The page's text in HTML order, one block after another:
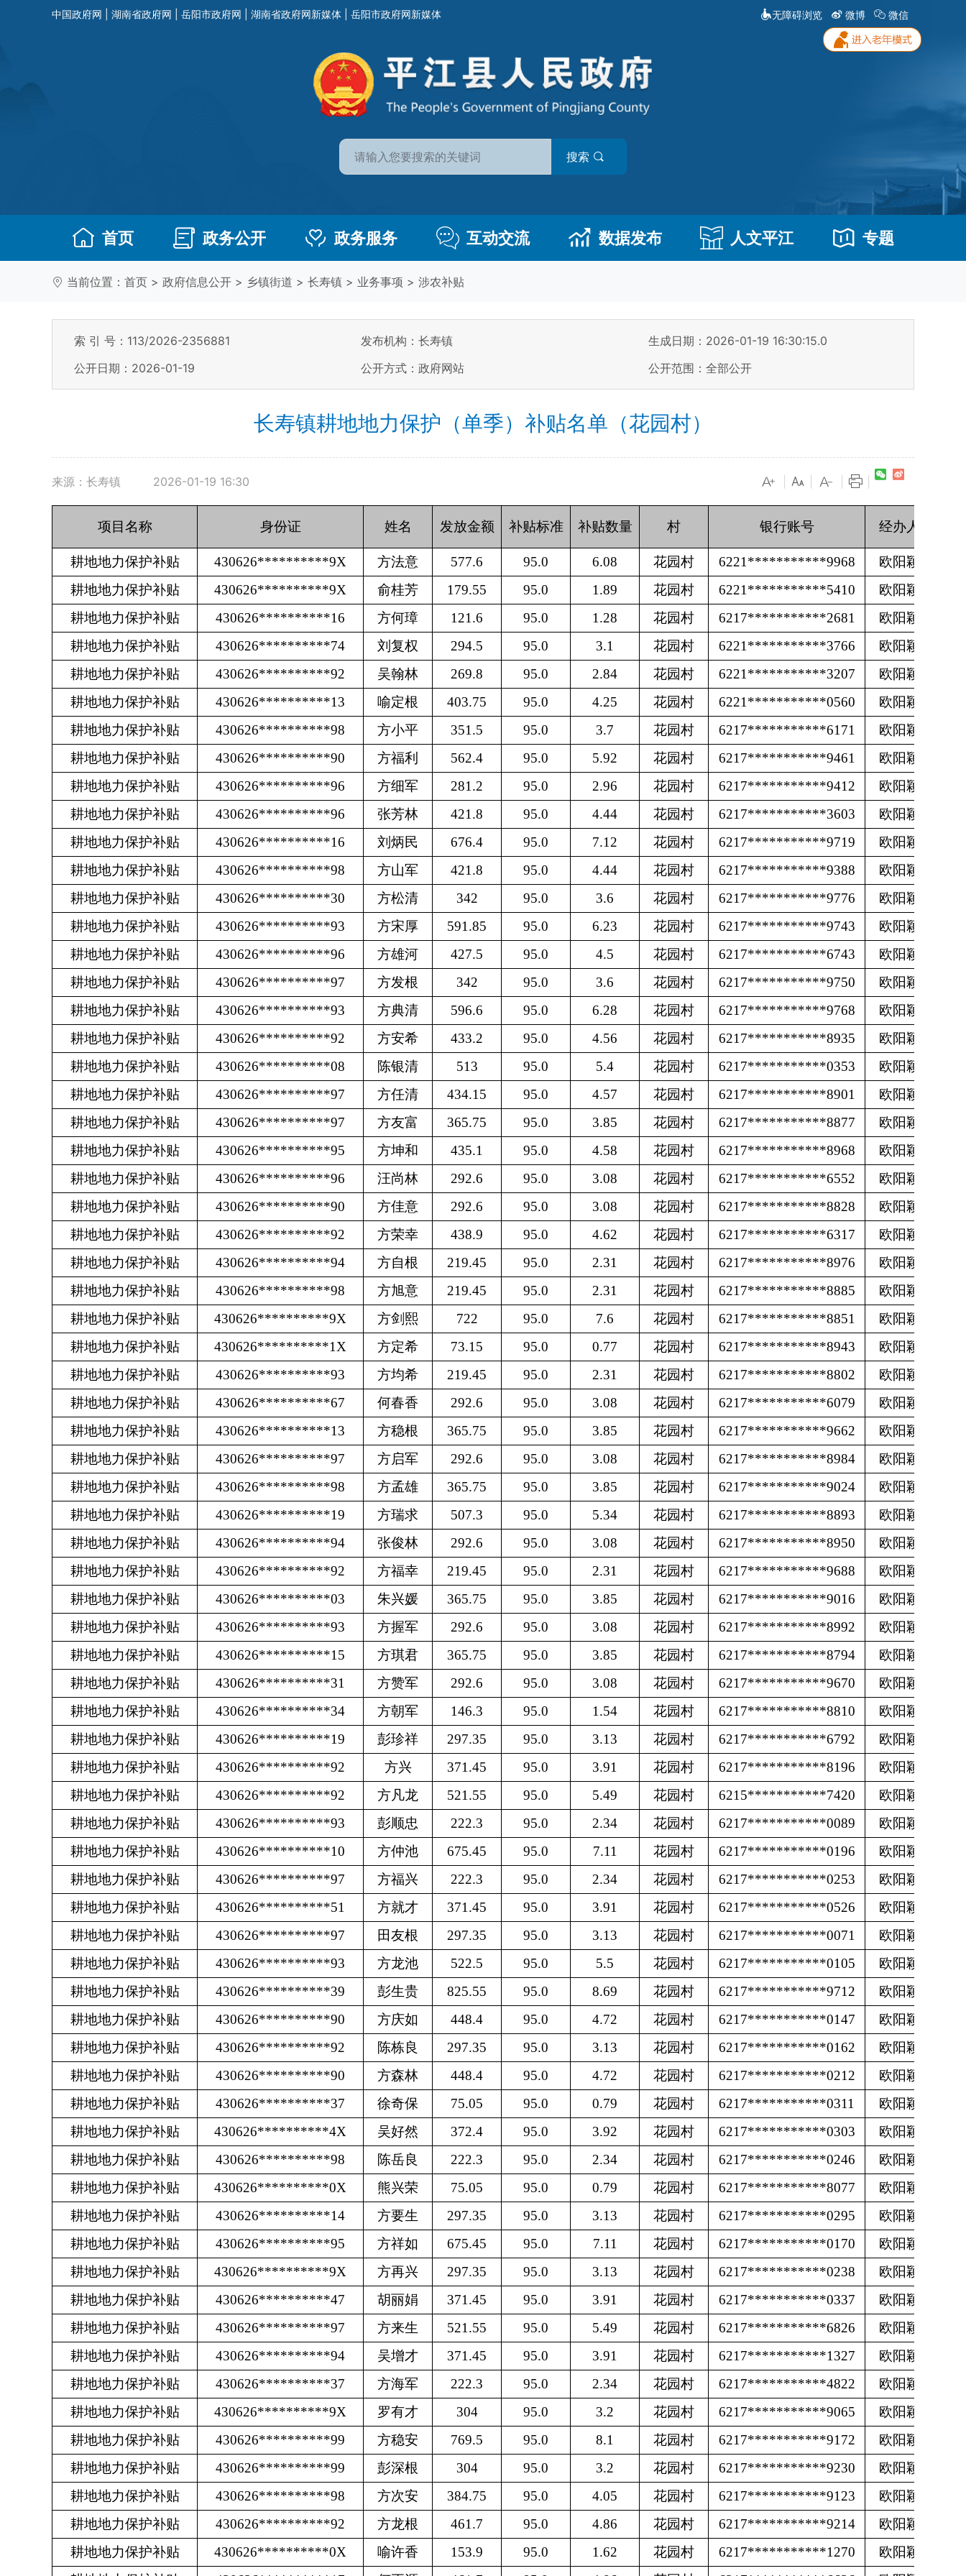
中国政府网 湖南省政府网 岳阳市政府网 湖南省政府网新媒体 岳阳市政府网新媒体 无障碍浏览 微博 微信
搜索
首页 政务公开 政务服务 互动交流 数据发布 人文平江 专题
当前位置： 首页 > 政府信息公开 > 乡镇街道 > 长寿镇 > 业务事项 > 涉农补贴
索 引 号：113/2026-2356881 发布机构：长寿镇
生成日期：2026-01-19 16:30:15.0
公开日期：2026-01-19
公开方式：政府网站 公开范围：全部公开
长寿镇耕地地力保护（单季）补贴名单（花园村）
来源：长寿镇 2026-01-19 16:30
项目名称 身份证 姓名 发放金额 补贴标准 补贴数量 村 银行账号 经办人
耕地地力保护补贴 430626**********9X 方法意 577.6 95.0 6.08 花园村 6221***********9968
欧阳颖
耕地地力保护补贴
430626**********9X 俞桂芳 179.55 95.0 1.89 花园村 6221***********5410
欧阳颖
耕地地力保护补贴
430626**********16 方何璋 121.6 95.0 1.28 花园村 6217***********2681
欧阳颖
耕地地力保护补贴
430626**********74 刘复权 294.5 95.0 3.1 花园村 6221***********3766
欧阳颖
耕地地力保护补贴
430626**********92 吴翰林 269.8 95.0 2.84 花园村 6221***********3207
欧阳颖
耕地地力保护补贴
430626**********13 喻定根 403.75 95.0 4.25 花园村 6221***********0560
欧阳颖
耕地地力保护补贴
430626**********98 方小平 351.5 95.0 3.7 花园村 6217***********6171
欧阳颖
耕地地力保护补贴
430626**********90 方福利 562.4 95.0 5.92 花园村 6217***********9461
欧阳颖
耕地地力保护补贴
430626**********96 方细军 281.2 95.0 2.96 花园村 6217***********9412
欧阳颖
耕地地力保护补贴
430626**********96 张芳林 421.8 95.0 4.44 花园村 6217***********3603
欧阳颖
耕地地力保护补贴
430626**********16 刘炳民 676.4 95.0 7.12 花园村 6217***********9719
欧阳颖
耕地地力保护补贴
430626**********98 方山军 421.8 95.0 4.44 花园村 6217***********9388
欧阳颖
耕地地力保护补贴
430626**********30 方松清 342 95.0 3.6 花园村 6217***********9776
欧阳颖
耕地地力保护补贴
430626**********93 方宋厚 591.85 95.0 6.23 花园村 6217***********9743
欧阳颖
耕地地力保护补贴
430626**********96 方雄河 427.5 95.0 4.5 花园村 6217***********6743
欧阳颖
耕地地力保护补贴
430626**********97 方发根 342 95.0 3.6 花园村 6217***********9750
欧阳颖
耕地地力保护补贴
430626**********93 方典清 596.6 95.0 6.28 花园村 6217***********9768
欧阳颖
耕地地力保护补贴
430626**********92 方安希 433.2 95.0 4.56 花园村 6217***********8935
欧阳颖
耕地地力保护补贴
430626**********08 陈银清 513 95.0 5.4 花园村 6217***********0353
欧阳颖
耕地地力保护补贴
430626**********97 方任清 434.15 95.0 4.57 花园村 6217***********8901
欧阳颖
耕地地力保护补贴
430626**********97 方友富 365.75 95.0 3.85 花园村 6217***********8877
欧阳颖
耕地地力保护补贴
430626**********95 方坤和 435.1 95.0 4.58 花园村 6217***********8968
欧阳颖
耕地地力保护补贴
430626**********96 汪尚林 292.6 95.0 3.08 花园村 6217***********6552
欧阳颖
耕地地力保护补贴
430626**********90 方佳意 292.6 95.0 3.08 花园村 6217***********8828
欧阳颖
耕地地力保护补贴
430626**********92 方荣幸 438.9 95.0 4.62 花园村 6217***********6317
欧阳颖
耕地地力保护补贴
430626**********94 方自根 219.45 95.0 2.31 花园村 6217***********8976
欧阳颖
耕地地力保护补贴
430626**********98 方旭意 219.45 95.0 2.31 花园村 6217***********8885
欧阳颖
耕地地力保护补贴
430626**********9X 方剑熙 722 95.0 7.6 花园村 6217***********8851
欧阳颖
耕地地力保护补贴
430626**********1X 方定希 73.15 95.0 0.77 花园村 6217***********8943
欧阳颖
耕地地力保护补贴
430626**********93 方均希 219.45 95.0 2.31 花园村 6217***********8802
欧阳颖
耕地地力保护补贴
430626**********67 何春香 292.6 95.0 3.08 花园村 6217***********6079
欧阳颖
耕地地力保护补贴
430626**********13 方稳根 365.75 95.0 3.85 花园村 6217***********9662
欧阳颖
耕地地力保护补贴
430626**********97 方启军 292.6 95.0 3.08 花园村 6217***********8984
欧阳颖
耕地地力保护补贴
430626**********98 方孟雄 365.75 95.0 3.85 花园村 6217***********9024
欧阳颖
耕地地力保护补贴
430626**********19 方瑞求 507.3 95.0 5.34 花园村 6217***********8893
欧阳颖
耕地地力保护补贴
430626**********94 张俊林 292.6 95.0 3.08 花园村 6217***********8950
欧阳颖
耕地地力保护补贴
430626**********92 方福幸 219.45 95.0 2.31 花园村 6217***********9688
欧阳颖
耕地地力保护补贴
430626**********03 朱兴媛 365.75 95.0 3.85 花园村 6217***********9016
欧阳颖
耕地地力保护补贴
430626**********93 方握军 292.6 95.0 3.08 花园村 6217***********8992
欧阳颖
耕地地力保护补贴
430626**********15 方琪君 365.75 95.0 3.85 花园村 6217***********8794
欧阳颖
耕地地力保护补贴
430626**********31 方赞军 292.6 95.0 3.08 花园村 6217***********9670
欧阳颖
耕地地力保护补贴
430626**********34 方朝军 146.3 95.0 1.54 花园村 6217***********8810
欧阳颖
耕地地力保护补贴
430626**********19 彭珍祥 297.35 95.0 3.13 花园村 6217***********6792
欧阳颖
耕地地力保护补贴
430626**********92 方兴 371.45 95.0 3.91 花园村 6217***********8196
欧阳颖
耕地地力保护补贴
430626**********92 方凡龙 521.55 95.0 5.49 花园村 6215***********7420
欧阳颖
耕地地力保护补贴
430626**********93 彭顺忠 222.3 95.0 2.34 花园村 6217***********0089
欧阳颖
耕地地力保护补贴
430626**********10 方仲池 675.45 95.0 7.11 花园村 6217***********0196
欧阳颖
耕地地力保护补贴
430626**********97 方福兴 222.3 95.0 2.34 花园村 6217***********0253
欧阳颖
耕地地力保护补贴
430626**********51 方就才 371.45 95.0 3.91 花园村 6217***********0526
欧阳颖
耕地地力保护补贴
430626**********97 田友根 297.35 95.0 3.13 花园村 6217***********0071
欧阳颖
耕地地力保护补贴
430626**********93 方龙池 522.5 95.0 5.5 花园村 6217***********0105
欧阳颖
耕地地力保护补贴
430626**********39 彭生贵 825.55 95.0 8.69 花园村 6217***********9712
欧阳颖
耕地地力保护补贴
430626**********90 方庆如 448.4 95.0 4.72 花园村 6217***********0147
欧阳颖
耕地地力保护补贴
430626**********92 陈栋良 297.35 95.0 3.13 花园村 6217***********0162
欧阳颖
耕地地力保护补贴
430626**********90 方森林 448.4 95.0 4.72 花园村 6217***********0212
欧阳颖
耕地地力保护补贴
430626**********37 徐奇保 75.05 95.0 0.79 花园村 6217***********0311
欧阳颖
耕地地力保护补贴
430626**********4X 吴好然 372.4 95.0 3.92 花园村 6217***********0303
欧阳颖
耕地地力保护补贴
430626**********98 陈岳良 222.3 95.0 2.34 花园村 6217***********0246
欧阳颖
耕地地力保护补贴
430626**********0X 熊兴荣 75.05 95.0 0.79 花园村 6217***********8077
欧阳颖
耕地地力保护补贴
430626**********14 方要生 297.35 95.0 3.13 花园村 6217***********0295
欧阳颖
耕地地力保护补贴
430626**********95 方祥如 675.45 95.0 7.11 花园村 6217***********0170
欧阳颖
耕地地力保护补贴
430626**********9X 方再兴 297.35 95.0 3.13 花园村 6217***********0238
欧阳颖
耕地地力保护补贴
430626**********47 胡丽娟 371.45 95.0 3.91 花园村 6217***********0337
欧阳颖
耕地地力保护补贴
430626**********97 方来生 521.55 95.0 5.49 花园村 6217***********6826
欧阳颖
耕地地力保护补贴
430626**********94 吴增才 371.45 95.0 3.91 花园村 6217***********1327
欧阳颖
耕地地力保护补贴
430626**********37 方海军 222.3 95.0 2.34 花园村 6217***********4822
欧阳颖
耕地地力保护补贴
430626**********9X 罗有才 304 95.0 3.2 花园村 6217***********9065
欧阳颖
耕地地力保护补贴
430626**********99 方稳安 769.5 95.0 8.1 花园村 6217***********9172
欧阳颖
耕地地力保护补贴
430626**********99 彭深根 304 95.0 3.2 花园村 6217***********9230
欧阳颖
耕地地力保护补贴
430626**********98 方次安 384.75 95.0 4.05 花园村 6217***********9123
欧阳颖
耕地地力保护补贴
430626**********92 方龙根 461.7 95.0 4.86 花园村 6217***********9214
欧阳颖
耕地地力保护补贴
430626**********0X 喻许香 153.9 95.0 1.62 花园村 6217***********1270
欧阳颖